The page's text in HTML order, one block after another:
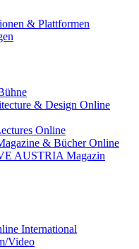
& Plattformen
& Design Online
Online
& Bücher Online
AUSTRIA Magazin
International
Video